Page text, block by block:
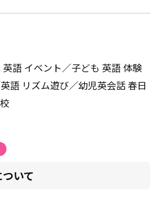
語 イベント／子ども 英語 体験
語 リズム遊び／幼児英会話 春日
いて